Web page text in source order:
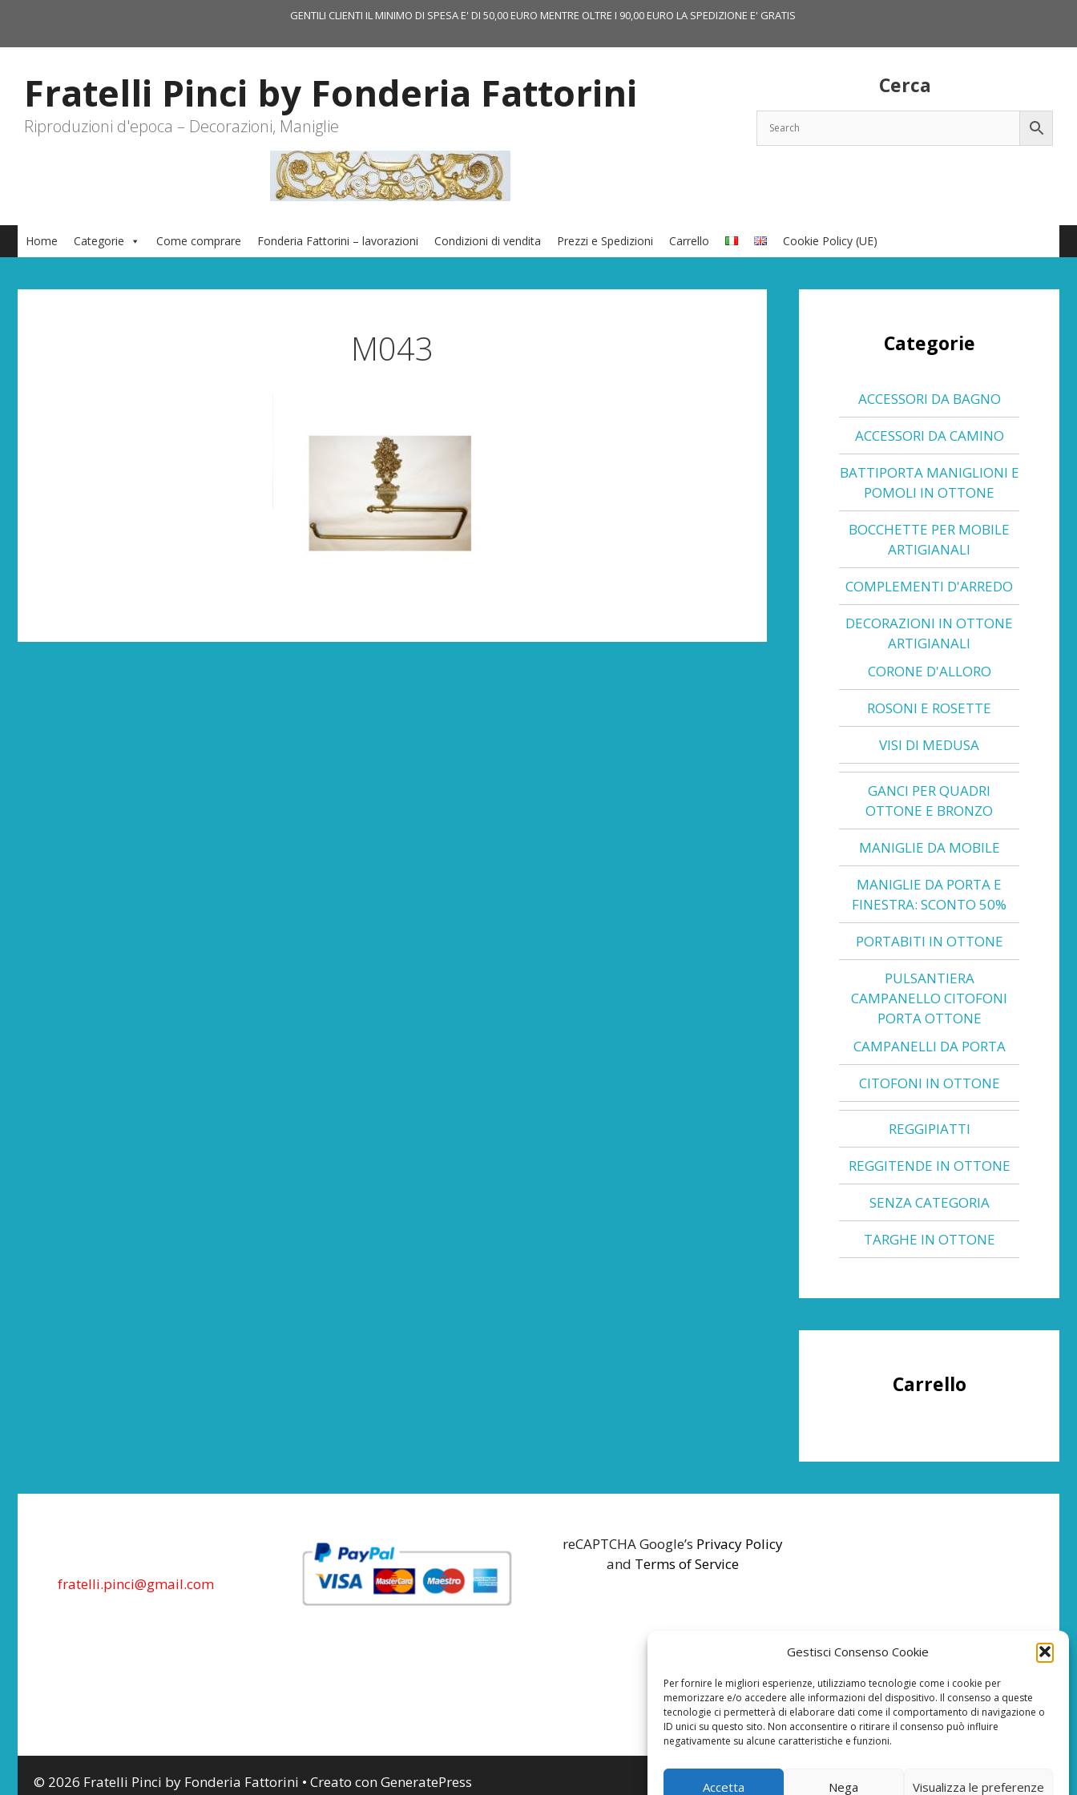
Gestisci Consenso Cookie
Per fornire le migliori esperienze, utilizziamo tecnologie come i cookie per
memorizzare e/o accedere alle informazioni del dispositivo. Il consenso a queste
tecnologie ci permetterà di elaborare dati come il comportamento di navigazione o
ID unici su questo sito. Non acconsentire o ritirare il consenso può influire
negativamente su alcune caratteristiche e funzioni.
Accetta Nega Visualizza le preferenze
contenuto
GENTILI CLIENTI IL MINIMO DI SPESA E' DI 50,00 EURO MENTRE OLTRE I 90,00 EURO LA SPEDIZIONE E' GRATIS
Cerca
Fratelli Pinci by Fonderia Fattorini
Riproduzioni d'epoca – Decorazioni, Maniglie
Home Categorie Come comprare Fonderia Fattorini – lavorazioni Condizioni di vendita Prezzi e Spedizioni Carrello Cookie Policy (UE)
M043 Categorie
ACCESSORI DA BAGNO
ACCESSORI DA CAMINO
BATTIPORTA MANIGLIONI E
POMOLI IN OTTONE
BOCCHETTE PER MOBILE
ARTIGIANALI
COMPLEMENTI D'ARREDO
DECORAZIONI IN OTTONE
ARTIGIANALI
CORONE D'ALLORO
ROSONI E ROSETTE
VISI DI MEDUSA
GANCI PER QUADRI
OTTONE E BRONZO
MANIGLIE DA MOBILE
MANIGLIE DA PORTA E
FINESTRA: SCONTO 50%
PORTABITI IN OTTONE
PULSANTIERA
CAMPANELLO CITOFONI
PORTA OTTONE
CAMPANELLI DA PORTA
CITOFONI IN OTTONE
REGGIPIATTI
REGGITENDE IN OTTONE
SENZA CATEGORIA
TARGHE IN OTTONE
Carrello
fratelli.pinci@gmail.com
reCAPTCHA Google’s Privacy Policy
and Terms of Service
© 2026 Fratelli Pinci by Fonderia Fattorini • Creato conGeneratePress